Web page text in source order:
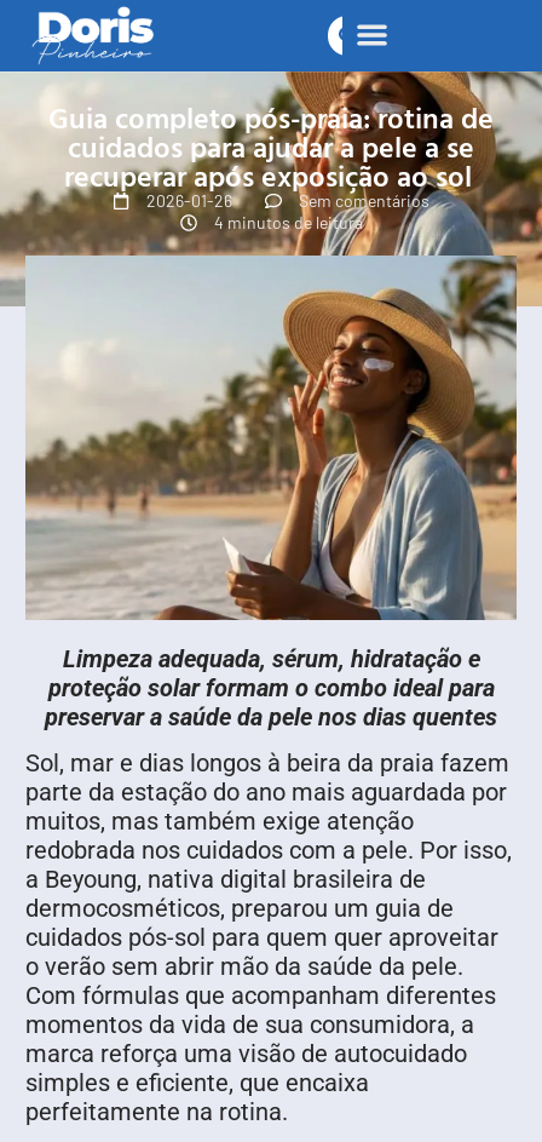
Guia completo pós-praia: rotina de
cuidados para ajudar a pele a se
recuperar após exposição ao sol
2026-01-26
Sem comentários
4 minutos de leitura
Limpeza adequada, sérum, hidratação e
proteção solar formam o combo ideal para
preservar a saúde da pele nos dias quentes
Sol, mar e dias longos à beira da praia fazem
parte da estação do ano mais aguardada por
muitos, mas também exige atenção
redobrada nos cuidados com a pele. Por isso,
a Beyoung, nativa digital brasileira de
dermocosméticos, preparou um guia de
cuidados pós-sol para quem quer aproveitar
o verão sem abrir mão da saúde da pele.
Com fórmulas que acompanham diferentes
momentos da vida de sua consumidora, a
marca reforça uma visão de autocuidado
simples e eficiente, que encaixa
perfeitamente na rotina.